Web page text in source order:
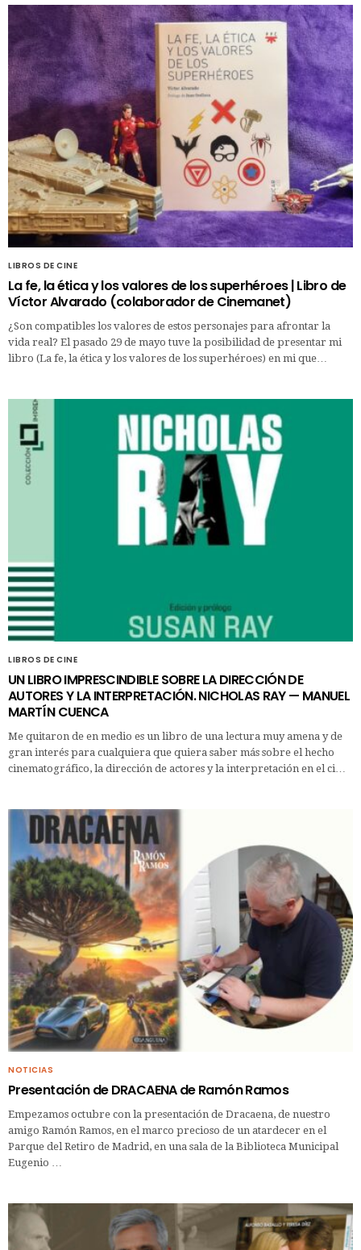
LIBROS DE CINE
La fe, la ética y los valores de los superhéroes | Libro de
Víctor Alvarado (colaborador de Cinemanet)
¿Son compatibles los valores de estos personajes para afrontar la
vida real? El pasado 29 de mayo tuve la posibilidad de presentar mi
libro (La fe, la ética y los valores de los superhéroes) en mi que…
LIBROS DE CINE
UN LIBRO IMPRESCINDIBLE SOBRE LA DIRECCIÓN DE
AUTORES Y LA INTERPRETACIÓN. NICHOLAS RAY — MANUEL
MARTÍN CUENCA
Me quitaron de en medio es un libro de una lectura muy amena y de
gran interés para cualquiera que quiera saber más sobre el hecho
cinematográfico, la dirección de actores y la interpretación en el ci…
NOTICIAS
Presentación de DRACAENA de Ramón Ramos
Empezamos octubre con la presentación de Dracaena, de nuestro
amigo Ramón Ramos, en el marco precioso de un atardecer en el
Parque del Retiro de Madrid, en una sala de la Biblioteca Municipal
Eugenio …